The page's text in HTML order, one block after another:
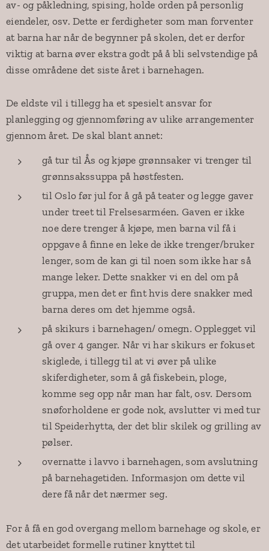
av- og påkledning, spising, holde orden på personlig
eiendeler, osv. Dette er ferdigheter som man forventer
at barna har når de begynner på skolen, det er derfor
viktig at barna øver ekstra godt på å bli selvstendige på
disse områdene det siste året i barnehagen.
De eldste vil i tillegg ha et spesielt ansvar for
planlegging og gjennomføring av ulike arrangementer
gjennom året. De skal blant annet:
gå tur til Ås og kjøpe grønnsaker vi trenger til
grønnsakssuppa på høstfesten.
til Oslo før jul for å gå på teater og legge gaver
under treet til Frelsesarméen. Gaven er ikke
noe dere trenger å kjøpe, men barna vil få i
oppgave å finne en leke de ikke trenger/bruker
lenger, som de kan gi til noen som ikke har så
mange leker. Dette snakker vi en del om på
gruppa, men det er fint hvis dere snakker med
barna deres om det hjemme også.
på skikurs i barnehagen/ omegn. Opplegget vil
gå over 4 ganger. Når vi har skikurs er fokuset
skiglede, i tillegg til at vi øver på ulike
skiferdigheter, som å gå fiskebein, ploge,
komme seg opp når man har falt, osv. Dersom
snøforholdene er gode nok, avslutter vi med tur
til Speiderhytta, der det blir skilek og grilling av
pølser.
overnatte i lavvo i barnehagen, som avslutning
på barnehagetiden. Informasjon om dette vil
dere få når det nærmer seg.
For å få en god overgang mellom barnehage og skole, er
det utarbeidet formelle rutiner knyttet til